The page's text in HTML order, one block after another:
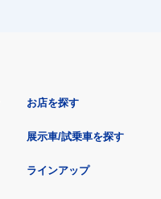
お店を探す
展示車/試乗車を探す
ラインアップ